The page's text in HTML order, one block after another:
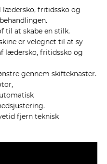
lædersko, fritidssko og
til at skabe en stilk.
er velegnet til at sy
lædersko, fritidssko og
gennem skifteknaster.
fjern teknisk